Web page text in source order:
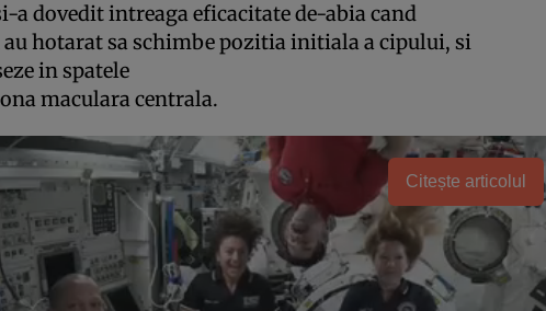
a dovedit intreaga eficacitate de-abia cand
hotarat sa schimbe pozitia initiala a cipului, si
in spatele
maculara centrala.
Citește articolul